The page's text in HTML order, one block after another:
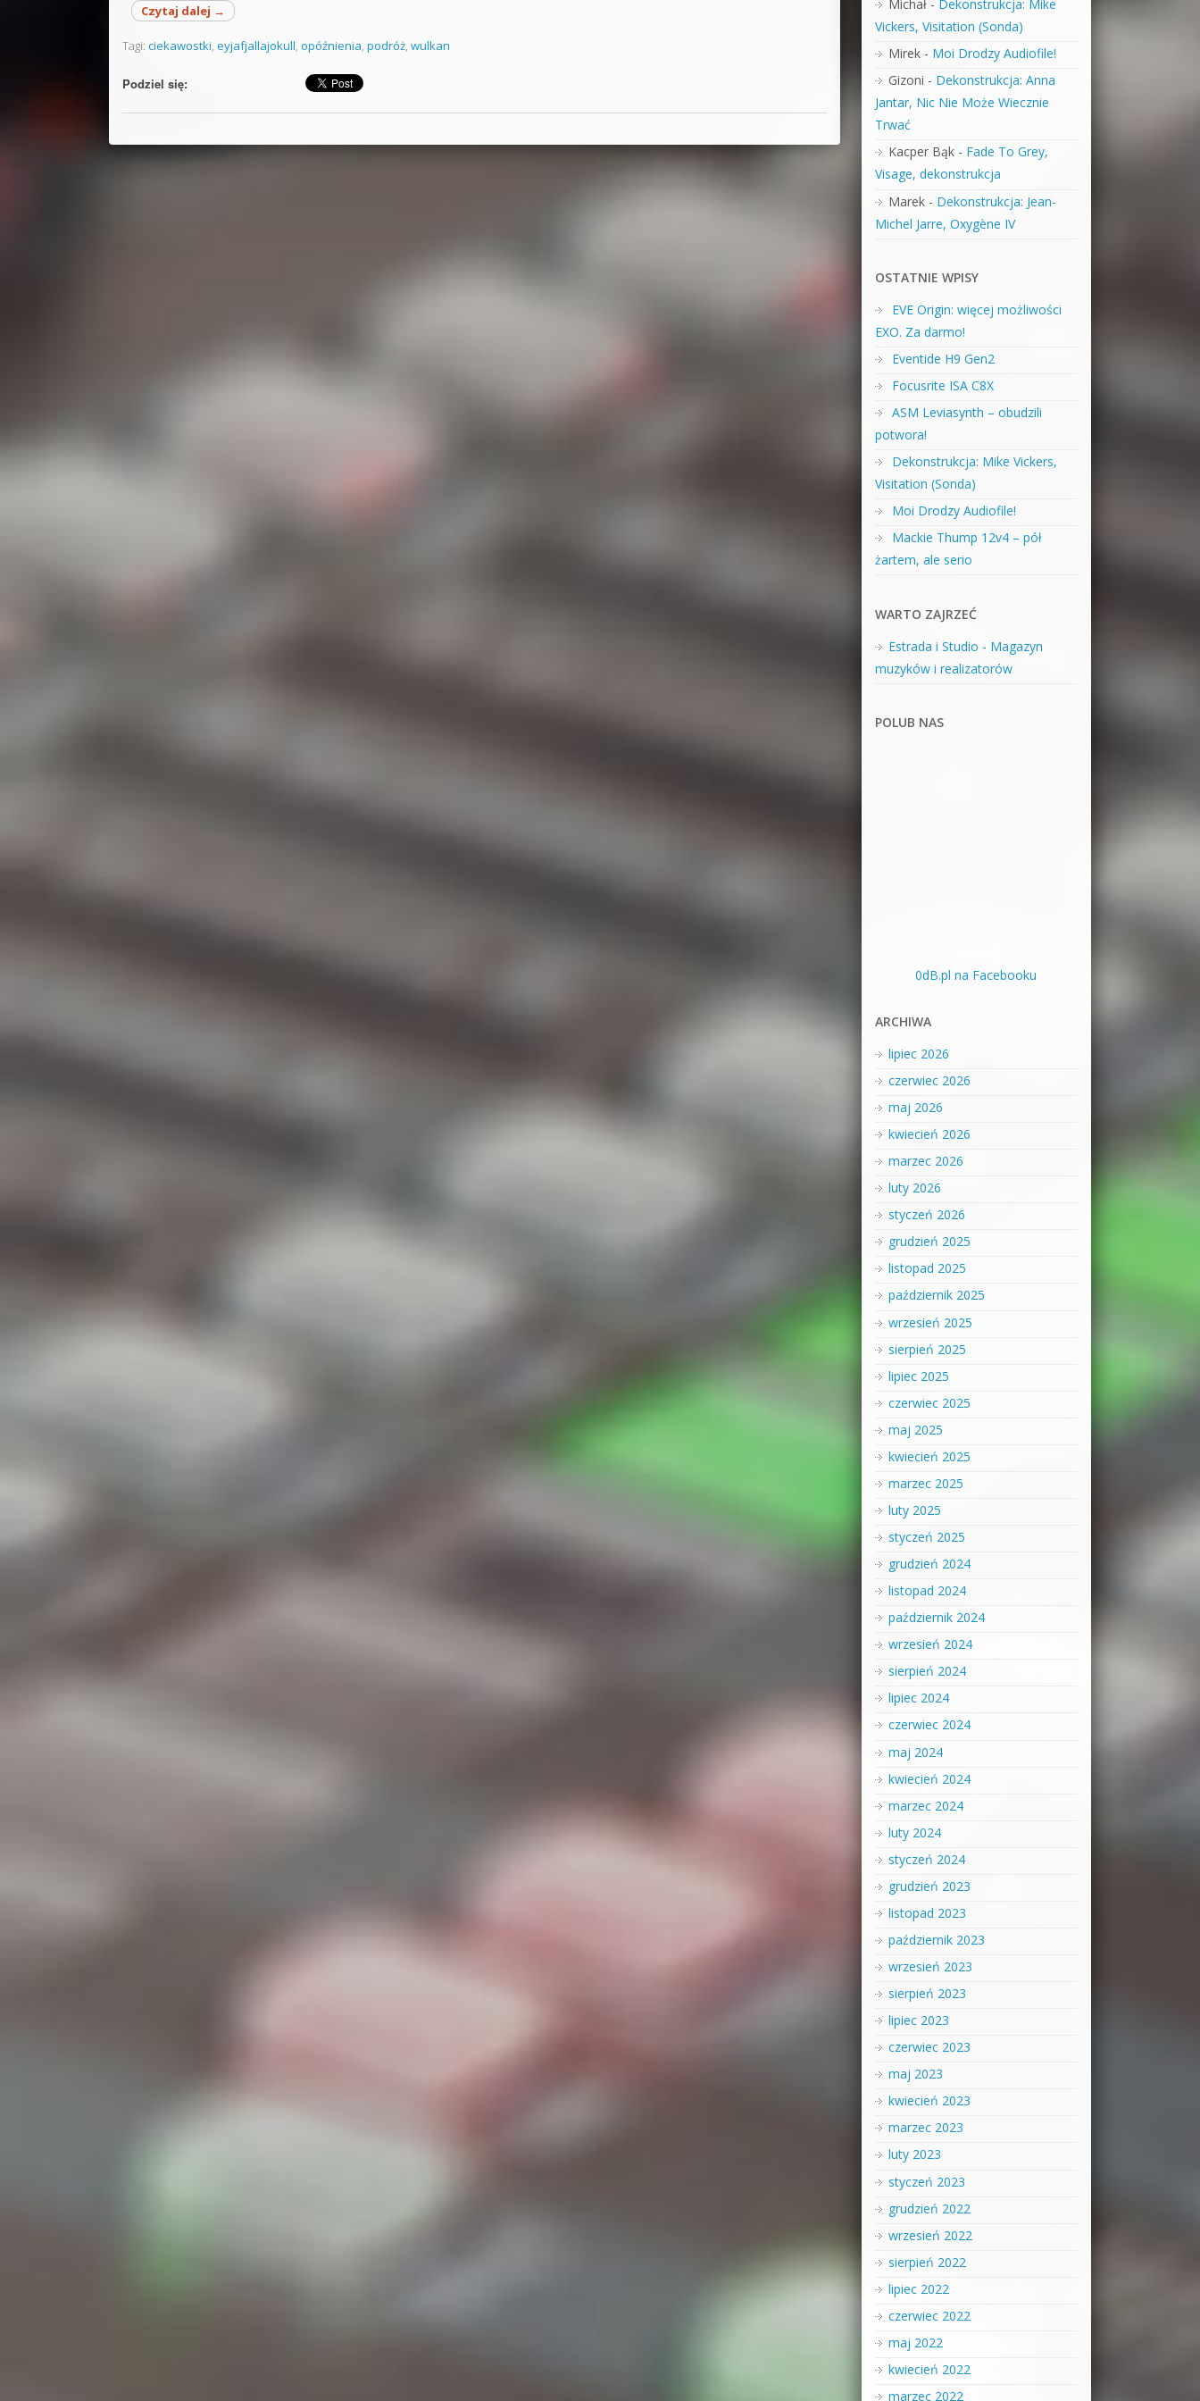
Czytaj dalej →
Tagi: ciekawostki, eyjafjallajokull, opóźnienia, podróż, wulkan
Podziel się:
Michał- Dekonstrukcja: Mike
Vickers, Visitation (Sonda)
Mirek- Moi Drodzy Audiofile!
Gizoni - Dekonstrukcja: Anna
Jantar, Nic Nie Może Wiecznie
Trwać
Kacper Bąk- Fade To Grey,
Visage, dekonstrukcja
Marek- Dekonstrukcja: Jean-
Michel Jarre, Oxygène IV
OSTATNIE WPISY
EVE Origin: więcej możliwości
EXO. Za darmo!
Eventide H9 Gen2
Focusrite ISA C8X
ASM Leviasynth – obudzili
potwora!
Dekonstrukcja: Mike Vickers,
Visitation (Sonda)
Moi Drodzy Audiofile!
Mackie Thump 12v4 – pół
żartem, ale serio
WARTO ZAJRZEĆ
Estrada i Studio - Magazyn
muzyków i realizatorów
POLUB NAS
0dB.pl na Facebooku
ARCHIWA
lipiec 2026
czerwiec 2026
maj 2026
kwiecień 2026
marzec 2026
luty 2026
styczeń 2026
grudzień 2025
listopad 2025
październik 2025
wrzesień 2025
sierpień 2025
lipiec 2025
czerwiec 2025
maj 2025
kwiecień 2025
marzec 2025
luty 2025
styczeń 2025
grudzień 2024
listopad 2024
październik 2024
wrzesień 2024
sierpień 2024
lipiec 2024
czerwiec 2024
maj 2024
kwiecień 2024
marzec 2024
luty 2024
styczeń 2024
grudzień 2023
listopad 2023
październik 2023
wrzesień 2023
sierpień 2023
lipiec 2023
czerwiec 2023
maj 2023
kwiecień 2023
marzec 2023
luty 2023
styczeń 2023
grudzień 2022
wrzesień 2022
sierpień 2022
lipiec 2022
czerwiec 2022
maj 2022
kwiecień 2022
marzec 2022